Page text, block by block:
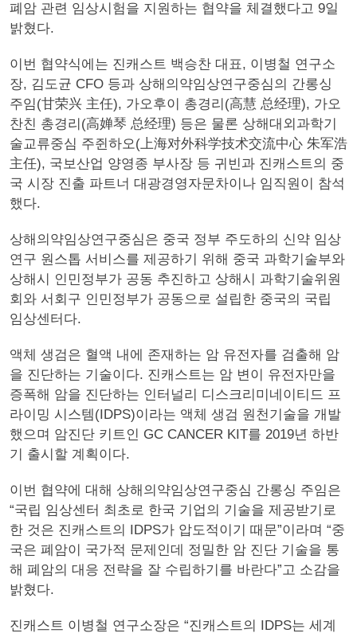
폐암 관련 임상시험을 지원하는 협약을 체결했다고 9일
밝혔다.
이번 협약식에는 진캐스트 백승찬 대표, 이병철 연구소
장, 김도균 CFO 등과 상해의약임상연구중심의 간롱싱
주임(甘荣兴 主任), 가오후이 총경리(高慧 总经理), 가오
찬친 총경리(高婵琴 总经理) 등은 물론 상해대외과학기
술교류중심 주쥔하오(上海对外科学技术交流中心 朱军浩
主任), 국보산업 양영종 부사장 등 귀빈과 진캐스트의 중
국 시장 진출 파트너 대광경영자문차이나 임직원이 참석
했다.
상해의약임상연구중심은 중국 정부 주도하의 신약 임상
연구 원스톱 서비스를 제공하기 위해 중국 과학기술부와
상해시 인민정부가 공동 추진하고 상해시 과학기술위원
회와 서회구 인민정부가 공동으로 설립한 중국의 국립
임상센터다.
액체 생검은 혈액 내에 존재하는 암 유전자를 검출해 암
을 진단하는 기술이다. 진캐스트는 암 변이 유전자만을
증폭해 암을 진단하는 인터널리 디스크리미네이티드 프
라이밍 시스템(IDPS)이라는 액체 생검 원천기술을 개발
했으며 암진단 키트인 GC CANCER KIT를 2019년 하반
기 출시할 계획이다.
이번 협약에 대해 상해의약임상연구중심 간롱싱 주임은
“국립 임상센터 최초로 한국 기업의 기술을 제공받기로
한 것은 진캐스트의 IDPS가 압도적이기 때문”이라며 “중
국은 폐암이 국가적 문제인데 정밀한 암 진단 기술을 통
해 폐암의 대응 전략을 잘 수립하기를 바란다”고 소감을
밝혔다.
진캐스트 이병철 연구소장은 “진캐스트의 IDPS는 세계